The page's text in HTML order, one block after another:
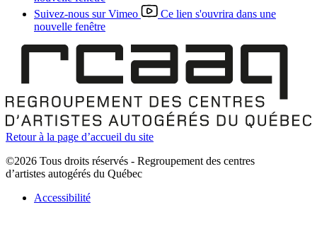
Suivez-nous sur Vimeo
Ce lien s'ouvrira dans une
nouvelle fenêtre
Retour à la page d’accueil du site
©2026 Tous droits réservés - Regroupement des centres
d’artistes autogérés du Québec
Accessibilité